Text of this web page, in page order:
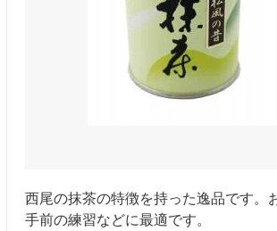
西尾の抹茶の特徴を持った逸品です。
手前の練習などに最適です。